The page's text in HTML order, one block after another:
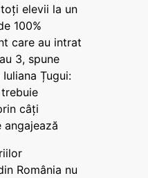
elevii la un
100%
care au intrat
3, spune
Țugui:
câți
angajează
România nu